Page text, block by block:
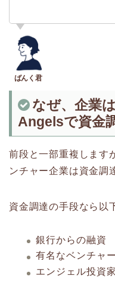
なぜ、企業
Angelsで資金
前段と一部重複します
ンチャー企業は資金調
資金調達の手段なら以
銀行からの融資
有名なベンチャ
エンジェル投資